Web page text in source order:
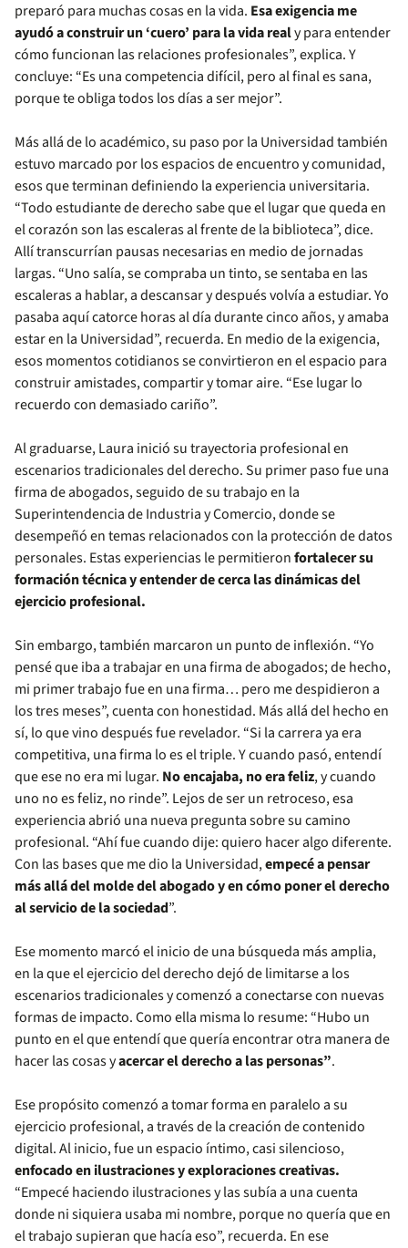
preparó para muchas cosas en la vida. Esa exigencia me
ayudó a construir un ‘cuero’ para la vida realy para entender
cómo funcionan las relaciones profesionales”, explica. Y
concluye: “Es una competencia difícil, pero al final es sana,
porque te obliga todos los días a ser mejor”.
Más allá de lo académico, su paso por la Universidad también
estuvo marcado por los espacios de encuentro y comunidad,
esos que terminan definiendo la experiencia universitaria.
“Todo estudiante de derecho sabe que el lugar que queda en
el corazón son las escaleras al frente de la biblioteca”, dice.
Allí transcurrían pausas necesarias en medio de jornadas
largas. “Uno salía, se compraba un tinto, se sentaba en las
escaleras a hablar, a descansar y después volvía a estudiar. Yo
pasaba aquí catorce horas al día durante cinco años, y amaba
estar en la Universidad”, recuerda. En medio de la exigencia,
esos momentos cotidianos se convirtieron en el espacio para
construir amistades, compartir y tomar aire. “Ese lugar lo
recuerdo con demasiado cariño”.
Al graduarse, Laura inició su trayectoria profesional en
escenarios tradicionales del derecho. Su primer paso fue una
firma de abogados, seguido de su trabajo en la
Superintendencia de Industria y Comercio, donde se
desempeñó en temas relacionados con la protección de datos
personales. Estas experiencias le permitieronfortalecer su
formación técnica y entender de cerca las dinámicas del
ejercicio profesional.
Sin embargo, también marcaron un punto de inflexión. “Yo
pensé que iba a trabajar en una firma de abogados; de hecho,
mi primer trabajo fue en una firma… pero me despidieron a
los tres meses”, cuenta con honestidad. Más allá del hecho en
sí, lo que vino después fue revelador. “Si la carrera ya era
competitiva, una firma lo es el triple. Y cuando pasó, entendí
que ese no era mi lugar. No encajaba, no era feliz, y cuando
uno no es feliz, no rinde”. Lejos de ser un retroceso, esa
experiencia abrió una nueva pregunta sobre su camino
profesional. “Ahí fue cuando dije: quiero hacer algo diferente.
Con las bases que me dio la Universidad,empecé a pensar
más allá del molde del abogado y en cómo poner el derecho
al servicio de la sociedad”.
Ese momento marcó el inicio de una búsqueda más amplia,
en la que el ejercicio del derecho dejó de limitarse a los
escenarios tradicionales y comenzó a conectarse con nuevas
formas de impacto. Como ella misma lo resume: “Hubo un
punto en el que entendí que quería encontrar otra manera de
hacer las cosas yacercar el derecho a las personas”.
Ese propósito comenzó a tomar forma en paralelo a su
ejercicio profesional, a través de la creación de contenido
digital. Al inicio, fue un espacio íntimo, casi silencioso,
enfocado en ilustraciones y exploraciones creativas.
“Empecé haciendo ilustraciones y las subía a una cuenta
donde ni siquiera usaba mi nombre, porque no quería que en
el trabajo supieran que hacía eso”, recuerda. En ese